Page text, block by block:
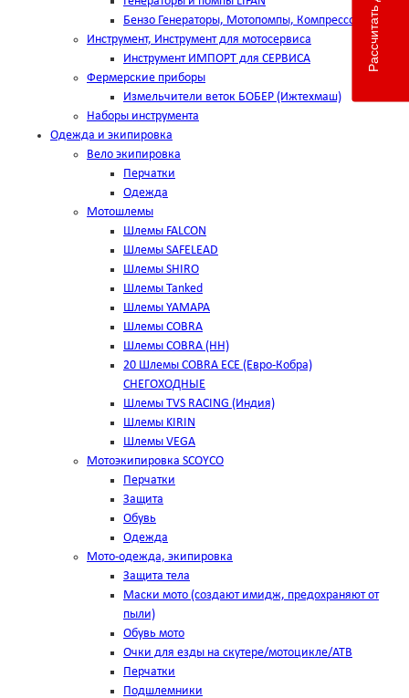
Бензо Генераторы, Мотопомпы, Компрессоры
Инструмент, Инструмент для мотосервиса
Инструмент ИМПОРТ для СЕРВИСА
Фермерские приборы
Измельчители веток БОБЕР (Ижтехмаш)
Наборы инструмента
Одежда и экипировка
Вело экипировка
Перчатки
Одежда
Мотошлемы
Шлемы FALCON
Шлемы SAFELEAD
Шлемы SHIRO
Шлемы Tanked
Шлемы YAMAPA
Шлемы COBRA
Шлемы COBRA (HH)
20 Шлемы COBRA ECE (Евро-Кобра)
СНЕГОХОДНЫЕ
Шлемы TVS RACING (Индия)
Шлемы KIRIN
Шлемы VEGA
Мотоэкипировка SCOYCO
Перчатки
Защита
Обувь
Одежда
Мото-одежда, экипировка
Защита тела
Маски мото (создают имидж, предохраняют от
пыли)
Обувь мото
Очки для езды на скутере/мотоцикле/АТВ
Перчатки
Подшлемники